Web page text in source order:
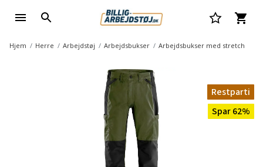
Hjem Herre Arbejdstøj Arbejdsbukser Arbejdsbukser med stretch
Restparti
Spar 62%